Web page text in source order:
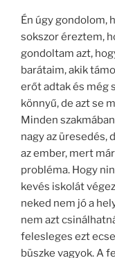
Én úgy gondolom,
sokszor éreztem,
gondoltam azt,
barátaim, akik
erőt adtak és még
könnyű, de azt se
Minden
nagy az üresedés,
az ember, mert
probléma. Hogy
kevés iskolát
neked nem jó a
nem azt
felesleges ezt
büszke vagyok. A